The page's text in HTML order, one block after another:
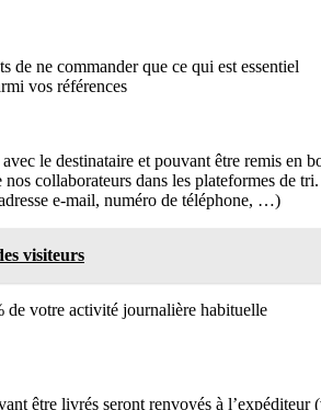
de ne commander que ce qui est essentiel
vos références
avec le destinataire et pouvant être remis
collaborateurs dans les plateformes de tri.
e-mail, numéro de téléphone, …)
visiteurs
de votre activité journalière habituelle
être livrés seront renvoyés à l’expéditeur